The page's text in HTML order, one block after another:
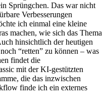
Sprüngchen. Das war nicht
Verbesserungen
ich einmal eine kleine
machen, wie sich das Thema
hinsichtlich der heutigen
“retten” zu können – was
findet die
mit der KI-gestützten
die das inzwischen
finde ich ein externes